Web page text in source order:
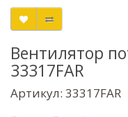
Вентилятор
33317FAR
Артикул: 33317FAR